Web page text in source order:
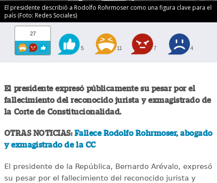
El presidente describió a Rodolfo Rohrmoser como una figura clave para el
país (Foto: Redes Sociales)
27
5 11 7 4
El presidente expresó públicamente su pesar por el
fallecimiento del reconocido jurista y exmagistrado de
la Corte de Constitucionalidad.
OTRAS NOTICIAS: Fallece Rodolfo Rohrmoser, abogado
y exmagistrado de la CC
El presidente de la República, Bernardo Arévalo, expresó
su pesar por el fallecimiento del reconocido jurista y